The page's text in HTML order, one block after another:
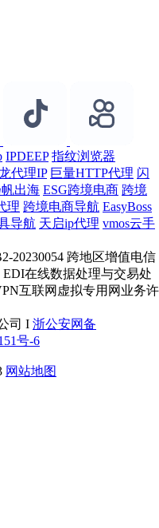
IPDEEP 指纹浏览器
代理IP 巨量HTTP代理 闪
出海 ESG跨境电商 跨境
理 跨境电商导航 EasyBoss
导航 天启ip代理 vmos云手
20230054 跨地区增值电信
EDI在线数据处理与交易处
互联网虚拟专用网业务许
司 I 浙公安网备
号-6
网站地图